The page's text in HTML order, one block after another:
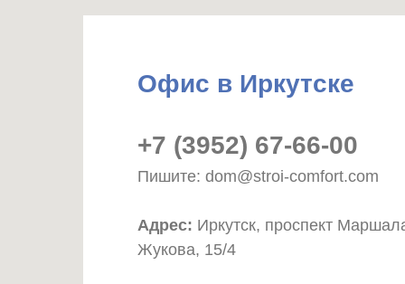
Офис в Иркутске
+7 (3952) 67-66-00
Пишите: dom@stroi-comfort.com
Адрес: Иркутск, проспект
Жукова, 15/4